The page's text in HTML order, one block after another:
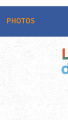
PHOTOS